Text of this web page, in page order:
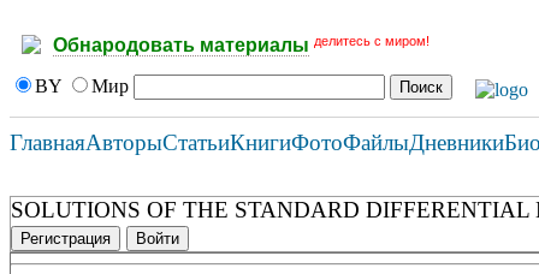
Обнародовать материалы делитесь с миром!
BY Мир
ГлавнаяАвторыСтатьиКнигиФотоФайлыДневники
SOLUTIONS OF THE STANDARD
Регистрация Войти